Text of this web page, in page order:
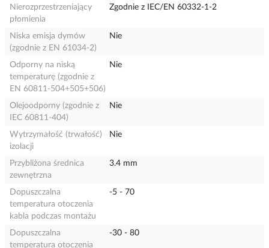
Nierozprzestrzeniający
płomienia
Zgodnie z IEC/EN 60332-1-2
Niska emisja dymów
(zgodnie z EN 61034-2)
Nie
Odporny na niską
temperaturę (zgodnie z
EN 60811-504+505+506)
Nie
Olejoodporny (zgodnie z
IEC 60811-404)
Nie
Wytrzymałość (trwałość)
izolacji
Nie
Przybliżona średnica
zewnętrzna
3.4 mm
Dopuszczalna
temperatura otoczenia
kabla podczas montażu
-5 - 70
Dopuszczalna
temperatura otoczenia
-30 - 80